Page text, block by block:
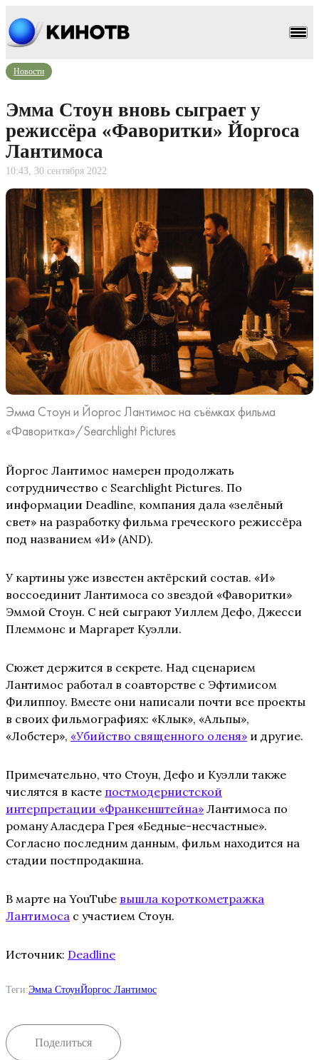
Новости
Эмма Стоун вновь сыграет у
режиссёра «Фаворитки» Йоргоса
Лантимоса
10:43, 30 сентября 2022
Эмма Стоун и Йоргос Лантимос на съёмках фильма
«Фаворитка»/Searchlight Pictures
Йоргос Лантимос намерен продолжать
сотрудничество с Searchlight Pictures. По
информации Deadline, компания дала «зелёный
свет» на разработку фильма греческого режиссёра
под названием «И» (AND).
У картины уже известен актёрский состав. «И»
воссоединит Лантимоса со звездой «Фаворитки»
Эммой Стоун. С ней сыграют Уиллем Дефо, Джесси
Племмонс и Маргарет Куэлли.
Сюжет держится в секрете. Над сценарием
Лантимос работал в соавторстве с Эфтимисом
Филиппоу. Вместе они написали почти все проекты
в своих фильмографиях: «Клык», «Альпы»,
«Лобстер», «Убийство священного оленя» и другие.
Примечательно, что Стоун, Дефо и Куэлли также
числятся в касте постмодернистской
интерпретации «Франкенштейна» Лантимоса по
роману Аласдера Грея «Бедные-несчастные».
Согласно последним данным, фильм находится на
стадии постпродакшна.
В марте на YouTube вышла короткометражка
Лантимоса с участием Стоун.
Источник: Deadline
Теги:Эмма СтоунЙоргос Лантимос
Поделиться